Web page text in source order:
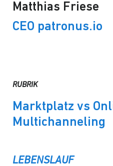
Matthias Friese
CEO patronus.io
RUBRIK
Marktplatz vs
Multichanneling
LEBENSLAUF